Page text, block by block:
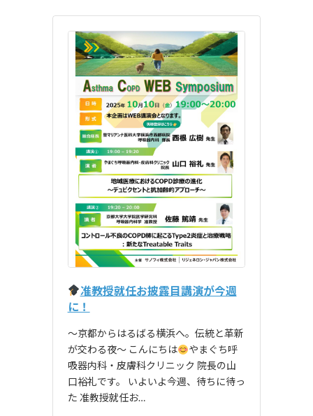
准教授就任お披露目講演が今週
に！
〜京都からはるばる横浜へ。伝統と革新
が交わる夜〜 こんにちは
やまぐち呼
吸器内科・皮膚科クリニック 院長の山
口裕礼です。 いよいよ今週、待ちに待っ
た 准教授就任お…